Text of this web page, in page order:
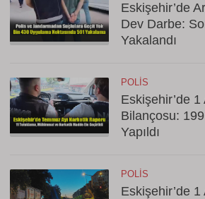
Eskişehir’de
Dev Darbe:
Yakalandı
POLIS
Eskişehir’de 1
Bilançosu:
Yapıldı
POLIS
Eskişehir’de